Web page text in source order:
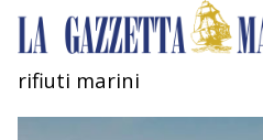
rifiuti marini